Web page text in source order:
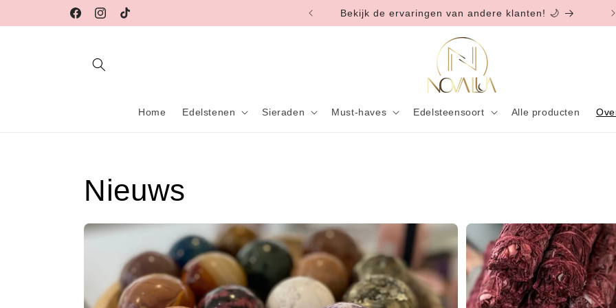
content
FacebookInstagram
TikTok
Bekijk de ervaringen van andere klanten! 🌙
Home Edelstenen Sieraden Must-haves Edelsteensoort Alle producten
Nieuws